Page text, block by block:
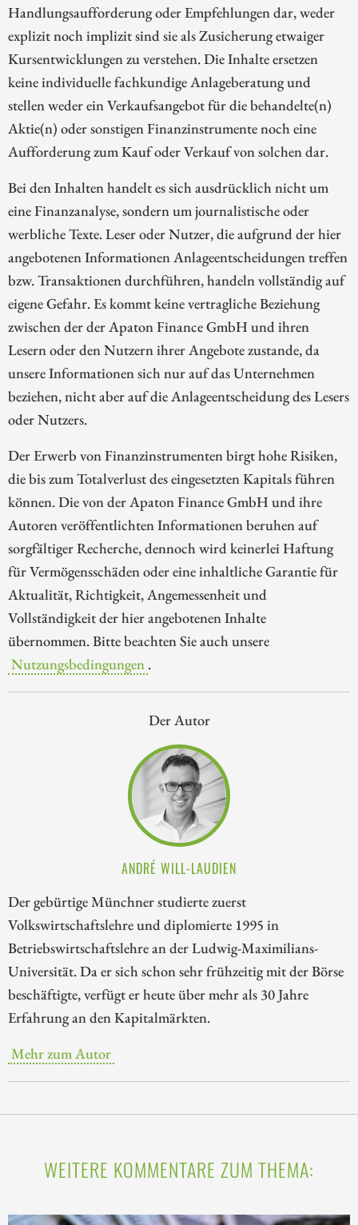
Handlungsaufforderung oder Empfehlungen dar, weder
explizit noch implizit sind sie als Zusicherung etwaiger
Kursentwicklungen zu verstehen. Die Inhalte ersetzen
keine individuelle fachkundige Anlageberatung und
stellen weder ein Verkaufsangebot für die behandelte(n)
Aktie(n) oder sonstigen Finanzinstrumente noch eine
Aufforderung zum Kauf oder Verkauf von solchen dar.
Bei den Inhalten handelt es sich ausdrücklich nicht um
eine Finanzanalyse, sondern um journalistische oder
werbliche Texte. Leser oder Nutzer, die aufgrund der hier
angebotenen Informationen Anlageentscheidungen treffen
bzw. Transaktionen durchführen, handeln vollständig auf
eigene Gefahr. Es kommt keine vertragliche Beziehung
zwischen der der Apaton Finance GmbH und ihren
Lesern oder den Nutzern ihrer Angebote zustande, da
unsere Informationen sich nur auf das Unternehmen
beziehen, nicht aber auf die Anlageentscheidung des Lesers
oder Nutzers.
Der Erwerb von Finanzinstrumenten birgt hohe Risiken,
die bis zum Totalverlust des eingesetzten Kapitals führen
können. Die von der Apaton Finance GmbH und ihre
Autoren veröffentlichten Informationen beruhen auf
sorgfältiger Recherche, dennoch wird keinerlei Haftung
für Vermögensschäden oder eine inhaltliche Garantie für
Aktualität, Richtigkeit, Angemessenheit und
Vollständigkeit der hier angebotenen Inhalte
übernommen. Bitte beachten Sie auch unsere
Nutzungsbedingungen .
Der Autor
ANDRÉ WILL-LAUDIEN
Der gebürtige Münchner studierte zuerst
Volkswirtschaftslehre und diplomierte 1995 in
Betriebswirtschaftslehre an der Ludwig-Maximilians-
Universität. Da er sich schon sehr frühzeitig mit der Börse
beschäftigte, verfügt er heute über mehr als 30 Jahre
Erfahrung an den Kapitalmärkten.
Mehr zum Autor
WEITERE KOMMENTARE ZUM THEMA: